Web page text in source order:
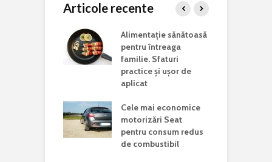
Articole recente
Alimentație sănătoasă
pentru întreaga
familie. Sfaturi
practice și ușor de
aplicat
Cele mai economice
motorizări Seat
pentru consum redus
de combustibil